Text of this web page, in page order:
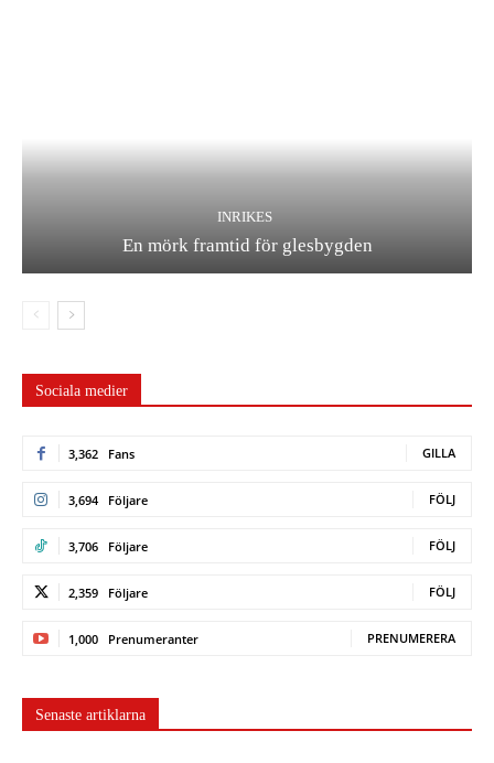
INRIKES
En mörk framtid för glesbygden
Sociala medier
3,362 Fans GILLA
3,694 Följare FÖLJ
3,706 Följare FÖLJ
2,359 Följare FÖLJ
1,000 Prenumeranter PRENUMERERA
Senaste artiklarna